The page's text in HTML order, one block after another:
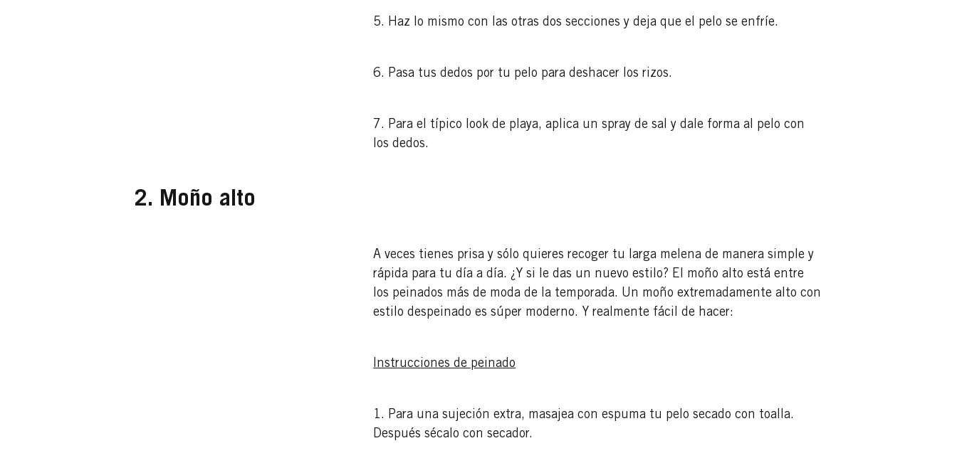
5. Haz lo mismo con las otras dos secciones y deja que el pelo se enfríe.
6. Pasa tus dedos por tu pelo para deshacer los rizos.
7. Para el típico look de playa, aplica un spray de sal y dale forma al pelo con
los dedos.
2. Moño alto
A veces tienes prisa y sólo quieres recoger tu larga melena de manera simple y
rápida para tu día a día. ¿Y si le das un nuevo estilo? El moño alto está entre
los peinados más de moda de la temporada. Un moño extremadamente alto con
estilo despeinado es súper moderno. Y realmente fácil de hacer:
Instrucciones de peinado
1. Para una sujeción extra, masajea con espuma tu pelo secado con toalla.
Después sécalo con secador.